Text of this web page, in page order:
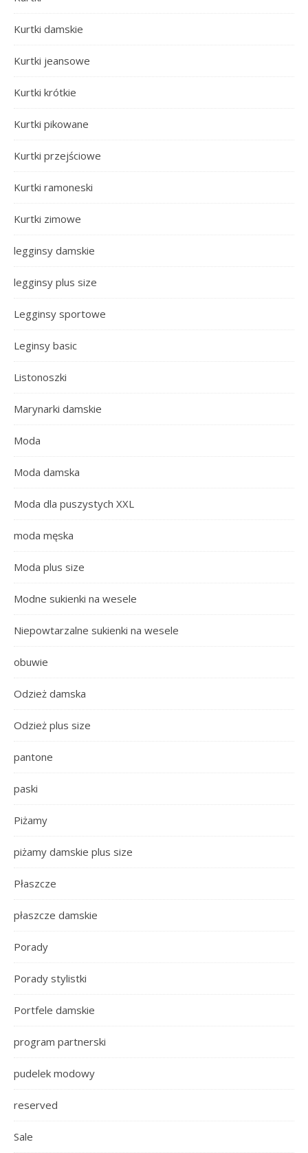
Kurtki damskie
Kurtki jeansowe
Kurtki krótkie
Kurtki pikowane
Kurtki przejściowe
Kurtki ramoneski
Kurtki zimowe
legginsy damskie
legginsy plus size
Legginsy sportowe
Leginsy basic
Listonoszki
Marynarki damskie
Moda
Moda damska
Moda dla puszystych XXL
moda męska
Moda plus size
Modne sukienki na wesele
Niepowtarzalne sukienki na wesele
obuwie
Odzież damska
Odzież plus size
pantone
paski
Piżamy
piżamy damskie plus size
Płaszcze
płaszcze damskie
Porady
Porady stylistki
Portfele damskie
program partnerski
pudelek modowy
reserved
Sale